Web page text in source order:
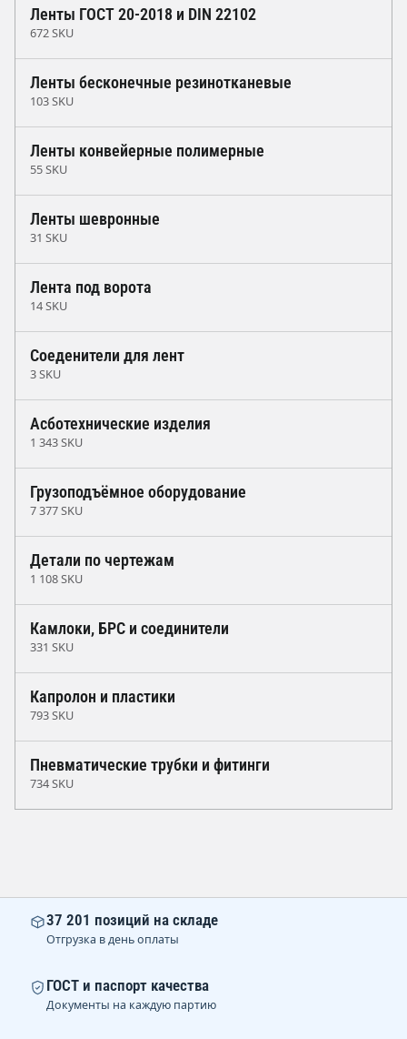
Ленты ГОСТ 20-2018 и DIN 22102
672 SKU
Ленты бесконечные резинотканевые
103 SKU
Ленты конвейерные полимерные
55 SKU
Ленты шевронные
31 SKU
Лента под ворота
14 SKU
Соеденители для лент
3 SKU
Асботехнические изделия
1 343 SKU
Грузоподъёмное оборудование
7 377 SKU
Детали по чертежам
1 108 SKU
Камлоки, БРС и соединители
331 SKU
Капролон и пластики
793 SKU
Пневматические трубки и фитинги
734 SKU
37 201 позиций на складе
Отгрузка в день оплаты
ГОСТ и паспорт качества
Документы на каждую партию